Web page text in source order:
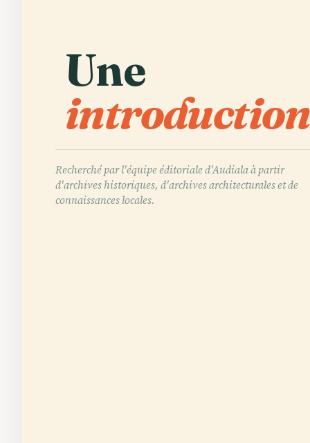
Une
Recherché par l'équipe éditoriale d'Audiala à partir
d'archives historiques, d'archives architecturales et de
connaissances locales.